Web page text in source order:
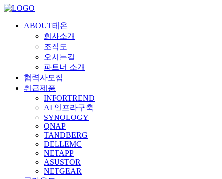
ABOUT테온
회사소개
조직도
오시는길
파트너 소개
협력사모집
취급제품
INFORTREND
AI 인프라구축
SYNOLOGY
QNAP
TANDBERG
DELLEMC
NETAPP
ASUSTOR
NETGEAR